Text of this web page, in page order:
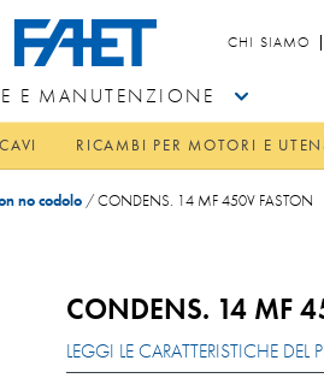
CHI SIAMO
E MANUTENZIONE
RICAMBI PER MOTORI E
no codolo /CONDENS. 14 MF 450V FASTON
CONDENS. 14 MF
LEGGI LE CARATTERISTICHE DEL